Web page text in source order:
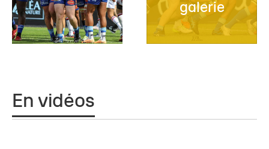
galerie
En vidéos